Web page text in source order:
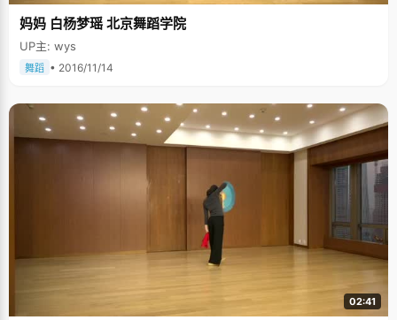
妈妈 白杨梦瑶 北京舞蹈学院
UP主: wys
舞蹈 • 2016/11/14
02:41